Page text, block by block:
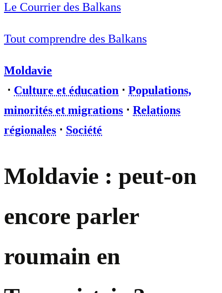
Le Courrier des Balkans
Tout comprendre des Balkans
Moldavie
⋅ Culture et éducation ⋅ Populations,
minorités et migrations ⋅ Relations
régionales ⋅ Société
Moldavie : peut-on
encore parler
roumain en